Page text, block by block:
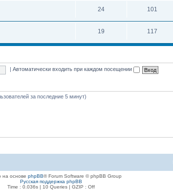
24 101
19 117
|Автоматически входить при каждом посещении
за последние 5 минут)
на основе phpBB® Forum Software © phpBB Group
Русская поддержка phpBB
Time : 0.036s | 10 Queries | GZIP : Off